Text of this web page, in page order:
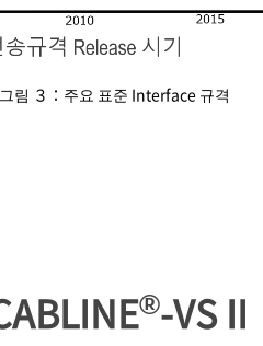
그림 ３：주요 표준 Interface 규격
®-VS II